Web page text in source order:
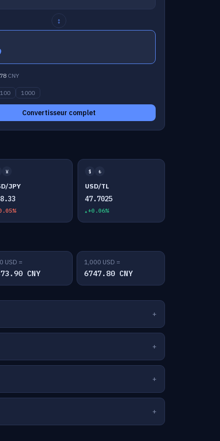
↕
CNY
100 1000
Convertisseur complet
¥
JPY
$ ₺
USD/TL
47.7025
+0.06%
USD =
CNY
1,000 USD =
6747.80 CNY